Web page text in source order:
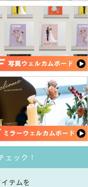
ェック！
テムを